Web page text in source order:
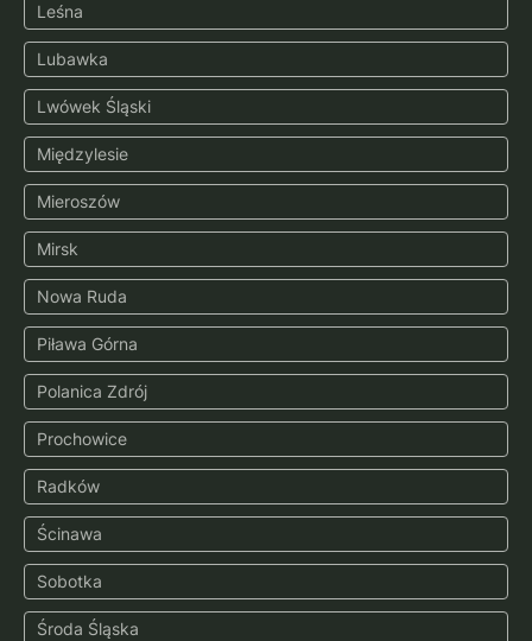
Leśna
Lubawka
Lwówek Śląski
Międzylesie
Mieroszów
Mirsk
Nowa Ruda
Piława Górna
Polanica Zdrój
Prochowice
Radków
Ścinawa
Sobotka
Środa Śląska